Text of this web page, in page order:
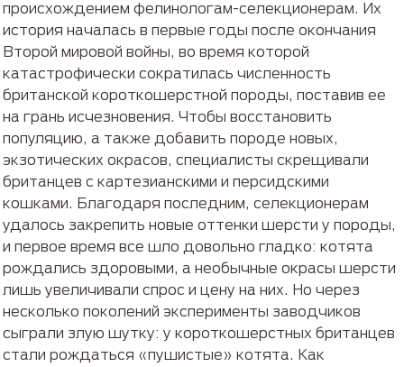
происхождением фелинологам-селекционерам. Их
история началась в первые годы после окончания
Второй мировой войны, во время которой
катастрофически сократилась численность
британской короткошерстной породы, поставив ее
на грань исчезновения. Чтобы восстановить
популяцию, а также добавить породе новых,
экзотических окрасов, специалисты скрещивали
британцев с картезианскими и персидскими
кошками. Благодаря последним, селекционерам
удалось закрепить новые оттенки шерсти у породы,
и первое время все шло довольно гладко: котята
рождались здоровыми, а необычные окрасы шерсти
лишь увеличивали спрос и цену на них. Но через
несколько поколений эксперименты заводчиков
сыграли злую шутку: у короткошерстных британцев
стали рождаться «пушистые» котята. Как